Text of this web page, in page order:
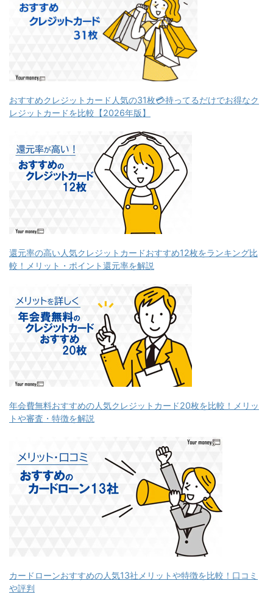
おすすめクレジットカード人気の31枚💳持ってるだけでお得なク
レジットカードを比較【2026年版】
還元率の高い人気クレジットカードおすすめ12枚をランキング比
較！メリット・ポイント還元率を解説
年会費無料おすすめの人気クレジットカード20枚を比較！メリッ
トや審査・特徴を解説
カードローンおすすめの人気13社メリットや特徴を比較！口コミ
や評判